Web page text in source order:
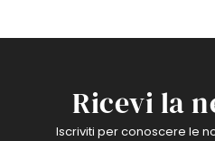
Ricevi la
Iscriviti per conoscere le